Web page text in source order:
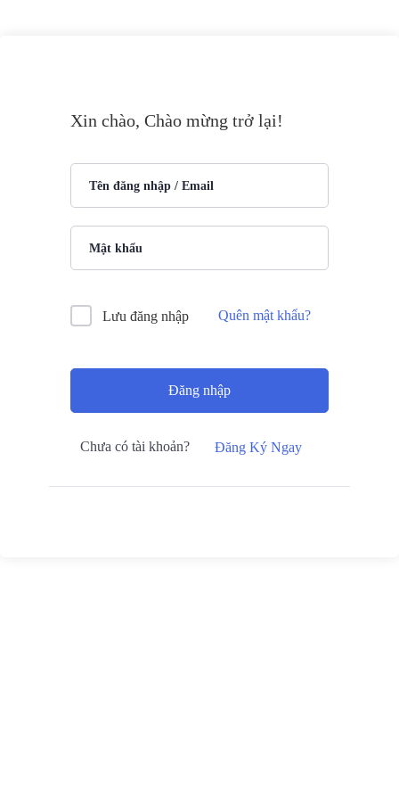
Xin chào, Chào mừng trở lại!
Lưu đăng nhập Quên mật khẩu?
Đăng nhập
Chưa có tài khoản? Đăng Ký Ngay